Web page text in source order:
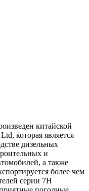
китайской
которая является
дизельных
и
а также
более чем
серии 7H